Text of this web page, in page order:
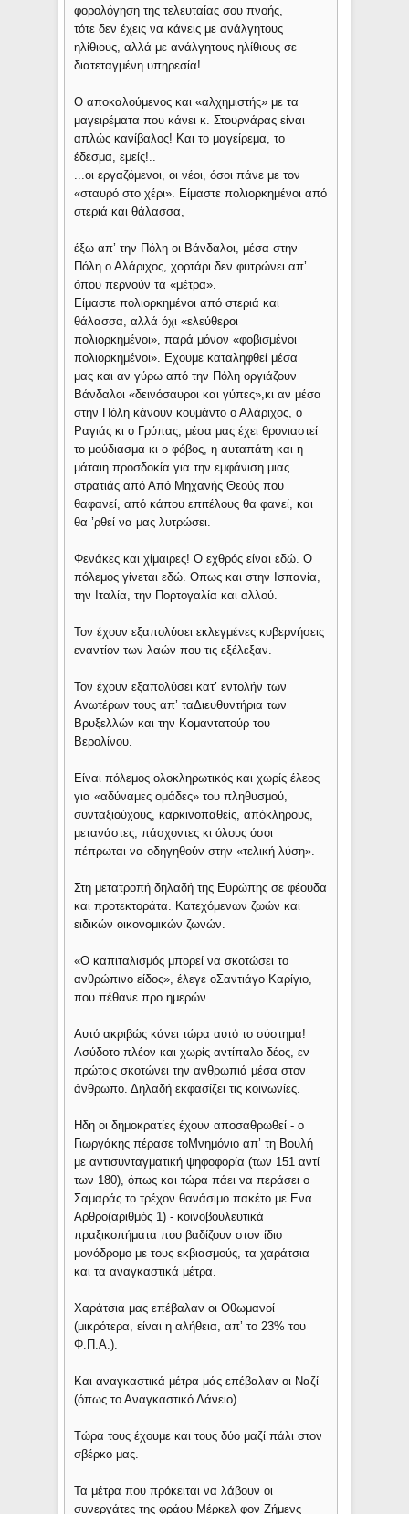
φορολόγηση της τελευταίας σου πνοής,
τότε δεν έχεις να κάνεις με ανάλγητους
ηλίθιους, αλλά με ανάλγητους ηλίθιους σε
διατεταγμένη υπηρεσία!
Ο αποκαλούμενος και «αλχημιστής» με τα
μαγειρέματα που κάνει κ. Στουρνάρας είναι
απλώς κανίβαλος! Και το μαγείρεμα, το
έδεσμα, εμείς!..
...οι εργαζόμενοι, οι νέοι, όσοι πάνε με τον
«σταυρό στο χέρι». Είμαστε πολιορκημένοι από
στεριά και θάλασσα,
έξω απ’ την Πόλη οι Βάνδαλοι, μέσα στην
Πόλη ο Αλάριχος, χορτάρι δεν φυτρώνει απ’
όπου περνούν τα «μέτρα».
Είμαστε πολιορκημένοι από στεριά και
θάλασσα, αλλά όχι «ελεύθεροι
πολιορκημένοι», παρά μόνον «φοβισμένοι
πολιορκημένοι». Εχουμε καταληφθεί μέσα
μας και αν γύρω από την Πόλη οργιάζουν
Βάνδαλοι «δεινόσαυροι και γύπες»,κι αν μέσα
στην Πόλη κάνουν κουμάντο ο Αλάριχος, ο
Ραγιάς κι ο Γρύπας, μέσα μας έχει θρονιαστεί
το μούδιασμα κι ο φόβος, η αυταπάτη και η
μάταιη προσδοκία για την εμφάνιση μιας
στρατιάς από Από Μηχανής Θεούς που
θαφανεί, από κάπου επιτέλους θα φανεί, και
θα ’ρθεί να μας λυτρώσει.
Φενάκες και χίμαιρες! Ο εχθρός είναι εδώ. Ο
πόλεμος γίνεται εδώ. Οπως και στην Ισπανία,
την Ιταλία, την Πορτογαλία και αλλού.
Τον έχουν εξαπολύσει εκλεγμένες κυβερνήσεις
εναντίον των λαών που τις εξέλεξαν.
Τον έχουν εξαπολύσει κατ’ εντολήν των
Ανωτέρων τους απ’ ταΔιευθυντήρια των
Βρυξελλών και την Κομαντατούρ του
Βερολίνου.
Είναι πόλεμος ολοκληρωτικός και χωρίς έλεος
για «αδύναμες ομάδες» του πληθυσμού,
συνταξιούχους, καρκινοπαθείς, απόκληρους,
μετανάστες, πάσχοντες κι όλους όσοι
πέπρωται να οδηγηθούν στην «τελική λύση».
Στη μετατροπή δηλαδή της Ευρώπης σε φέουδα
και προτεκτοράτα. Κατεχόμενων ζωών και
ειδικών οικονομικών ζωνών.
«Ο καπιταλισμός μπορεί να σκοτώσει το
ανθρώπινο είδος», έλεγε οΣαντιάγο Καρίγιο,
που πέθανε προ ημερών.
Αυτό ακριβώς κάνει τώρα αυτό το σύστημα!
Ασύδοτο πλέον και χωρίς αντίπαλο δέος, εν
πρώτοις σκοτώνει την ανθρωπιά μέσα στον
άνθρωπο. Δηλαδή εκφασίζει τις κοινωνίες.
Ηδη οι δημοκρατίες έχουν αποσαθρωθεί - ο
Γιωργάκης πέρασε τοΜνημόνιο απ’ τη Βουλή
με αντισυνταγματική ψηφοφορία (των 151 αντί
των 180), όπως και τώρα πάει να περάσει ο
Σαμαράς το τρέχον θανάσιμο πακέτο με Ενα
Αρθρο(αριθμός 1) - κοινοβουλευτικά
πραξικοπήματα που βαδίζουν στον ίδιο
μονόδρομο με τους εκβιασμούς, τα χαράτσια
και τα αναγκαστικά μέτρα.
Χαράτσια μας επέβαλαν οι Οθωμανοί
(μικρότερα, είναι η αλήθεια, απ’ το 23% του
Φ.Π.Α.).
Και αναγκαστικά μέτρα μάς επέβαλαν οι Ναζί
(όπως το Αναγκαστικό Δάνειο).
Τώρα τους έχουμε και τους δύο μαζί πάλι στον
σβέρκο μας.
Τα μέτρα που πρόκειται να λάβουν οι
συνεργάτες της φράου Μέρκελ φον Ζήμενς